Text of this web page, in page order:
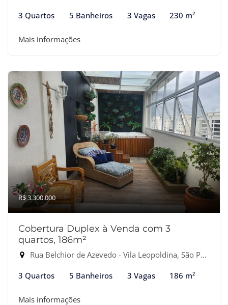
3 Quartos 5 Banheiros 3 Vagas 230 m²
Mais informações
R$ 3.300.000
Cobertura Duplex à Venda com 3
quartos, 186m²
Rua Belchior de Azevedo - Vila Leopoldina, São Paulo-SP
3 Quartos 5 Banheiros 3 Vagas 186 m²
Mais informações